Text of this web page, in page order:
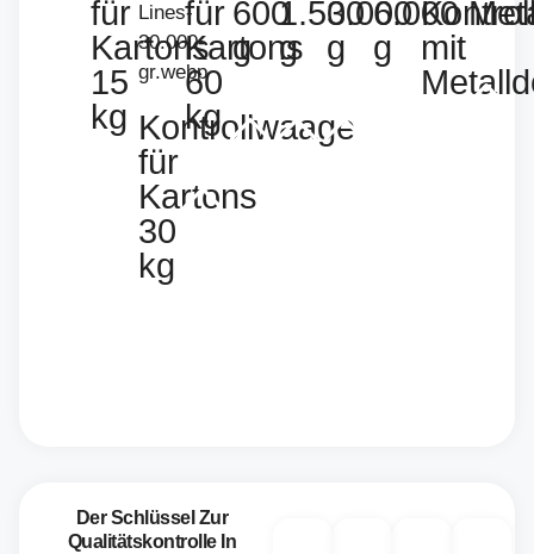
für
Kartons
15
kg Kontrollwaage
für
Kartons
30
kg
für
Kartons
60
kg
600
g
1.500
g
3.000
g
6.000
g
mit
Der Schlüssel Zur
Qualitätskontrolle In